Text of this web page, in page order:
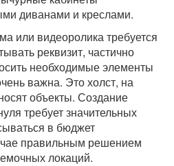
диванами и креслами.
или видеоролика требуется
реквизит, частично
необходимые элементы
важна. Это холст, на
объекты. Создание
требует значительных
в бюджет
правильным решением
локаций.